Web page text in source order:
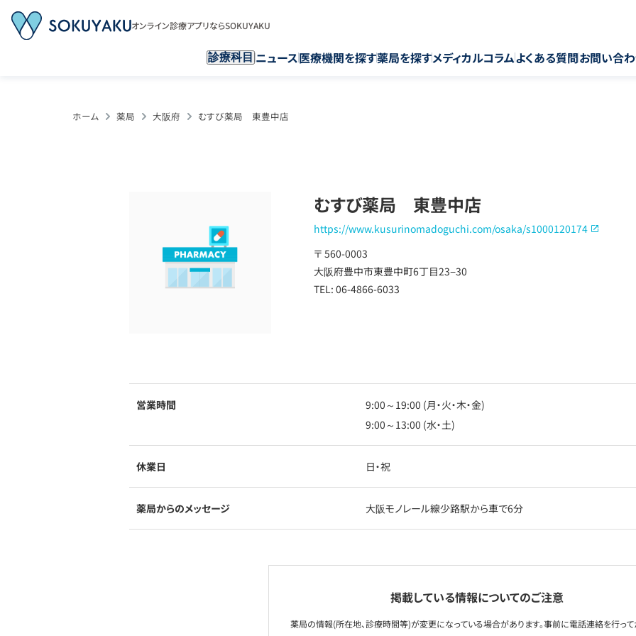
オンライン診療アプリならSOKUYAKU
診療科目 ニュース医療機関を探す薬局を探すメディカルコラムよくある質問お問い合
ホーム 薬局 大阪府 むすび薬局 東豊中店
むすび薬局 東豊中店
https://www.kusurinomadoguchi.com/osaka/s1000120174
〒 560-0003
大阪府豊中市東豊中町6丁目23−30
TEL: 06-4866-6033
営業時間
9:00～19:00 (月・火・木・金)
9:00～13:00 (水・土)
休業日 日・祝
薬局からのメッセージ 大阪モノレール線少路駅から車で6分
掲載している情報についてのご注意
薬局の情報(所在地、診療時間等)が変更になっている場合があります。事前に電話連絡を行っ